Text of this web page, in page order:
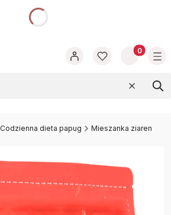
Produkty
Wyczyść
Codzienna dieta papug Mieszanka ziaren